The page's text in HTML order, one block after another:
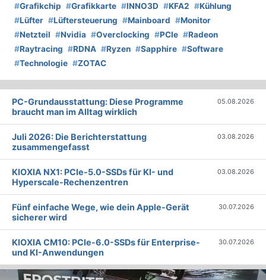
#Grafikchip #Grafikkarte #INNO3D #KFA2 #Kühlung
#Lüfter #Lüftersteuerung #Mainboard #Monitor
#Netzteil #Nvidia #Overclocking #PCIe #Radeon
#Raytracing #RDNA #Ryzen #Sapphire #Software
#Technologie #ZOTAC
PC-Grundausstattung: Diese Programme
braucht man im Alltag wirklich
05.08.2026
Juli 2026: Die Bericht­erstattung
zusammengefasst
03.08.2026
KIOXIA NX1: PCIe-5.0-SSDs für KI- und
Hyperscale-Rechenzentren
03.08.2026
Fünf einfache Wege, wie dein Apple-Gerät
sicherer wird
30.07.2026
KIOXIA CM10: PCIe-6.0-SSDs für Enterprise-
und KI-Anwendungen
30.07.2026